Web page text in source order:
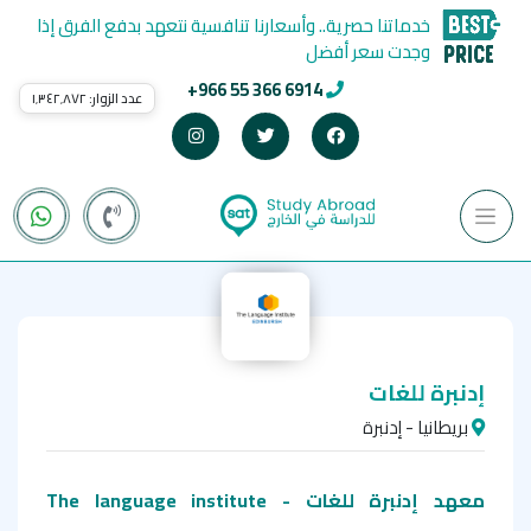
+966 55 366 6914
خدماتنا حصرية.. وأسعارنا تنافسية نتعهد بدفع الفرق إذا
وجدت سعر أفضل
عدد الزوار:١٬٣٤٢٬٨٧٢
إدنبرة للغات
بريطانيا - إدنبرة
معهد إدنبرة للغات - The language institute